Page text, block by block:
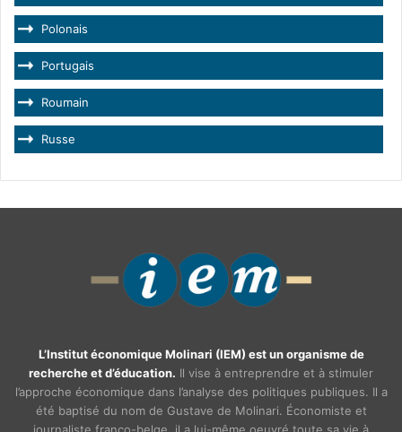
Polonais
Portugais
Roumain
Russe
L’Institut économique Molinari (IEM) est un organisme de
recherche et d’éducation. Il vise à entreprendre et à stimuler
l’approche économique dans l’analyse des politiques publiques. Il a
été baptisé du nom de Gustave de Molinari. Économiste et